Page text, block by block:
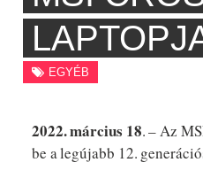
EGYÉB
2022. március 18. – Az
be a legújabb 12.